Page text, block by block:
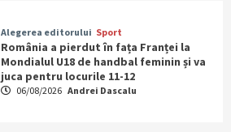
Alegerea editorului Sport
România a pierdut în fața Franței la
Mondialul U18 de handbal feminin și va
juca pentru locurile 11-12
06/08/2026 Andrei Dascalu